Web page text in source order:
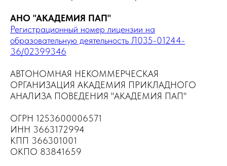
АНО "АКАДЕМИЯ ПАП"
Регистрационный номер лицензии на
образовательную деятельность Л035-01244-
36/02399346
АВТОНОМНАЯ НЕКОММЕРЧЕСКАЯ
ОРГАНИЗАЦИЯ АКАДЕМИЯ ПРИКЛАДНОГО
АНАЛИЗА ПОВЕДЕНИЯ "АКАДЕМИЯ ПАП"
ОГРН 1253600006571
ИНН 3663172994
КПП 366301001
ОКПО 83841659